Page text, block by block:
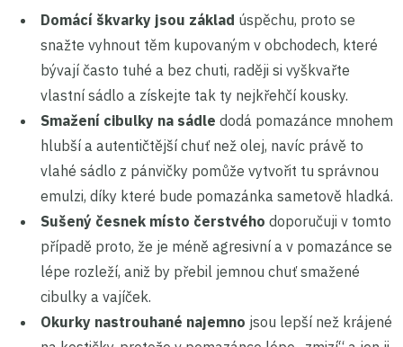
Domácí škvarky jsou základ úspěchu, proto se
snažte vyhnout těm kupovaným v obchodech, které
bývají často tuhé a bez chuti, raději si vyškvařte
vlastní sádlo a získejte tak ty nejkřehčí kousky.
Smažení cibulky na sádle dodá pomazánce mnohem
hlubší a autentičtější chuť než olej, navíc právě to
vlahé sádlo z pánvičky pomůže vytvořit tu správnou
emulzi, díky které bude pomazánka sametově hladká.
Sušený česnek místo čerstvého doporučuji v tomto
případě proto, že je méně agresivní a v pomazánce se
lépe rozleží, aniž by přebil jemnou chuť smažené
cibulky a vajíček.
Okurky nastrouhané najemno jsou lepší než krájené